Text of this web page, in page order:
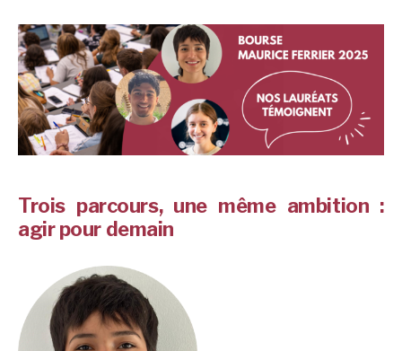
Trois parcours, une même ambition :
agir pour demain